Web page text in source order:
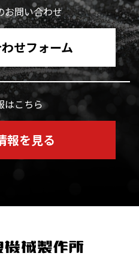
お問い合わせ
せフォーム
はこちら
報を見る